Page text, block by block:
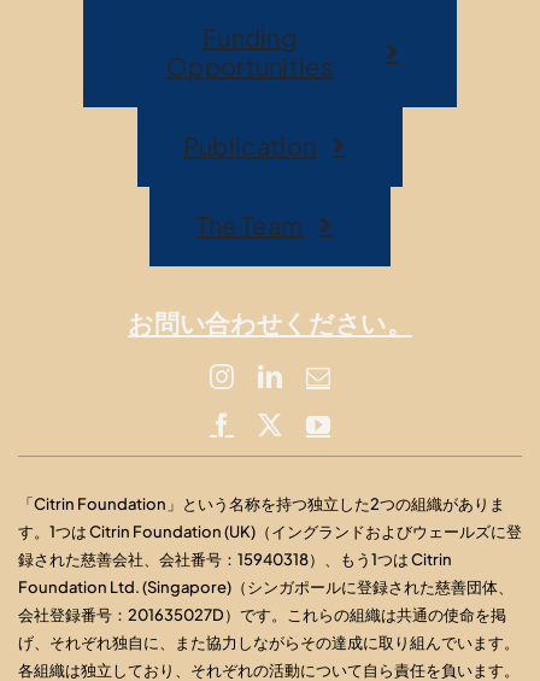
Funding
Opportunities
Publication
The Team
お問い合わせください。
「Citrin Foundation」という名称を持つ独立した2つの組織がありま
す。1つは Citrin Foundation (UK)（イングランドおよびウェールズに登
録された慈善会社、会社番号：15940318）、もう1つは Citrin
Foundation Ltd. (Singapore)（シンガポールに登録された慈善団体、
会社登録番号：201635027D）です。これらの組織は共通の使命を掲
げ、それぞれ独自に、また協力しながらその達成に取り組んでいます。
各組織は独立しており、それぞれの活動について自ら責任を負います。